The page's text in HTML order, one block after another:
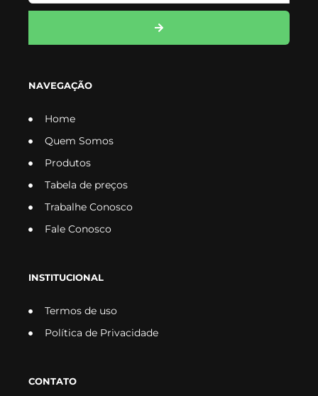
NAVEGAÇÃO
Home
Quem Somos
Produtos
Tabela de preços
Trabalhe Conosco
Fale Conosco
INSTITUCIONAL
Termos de uso
Política de Privacidade
CONTATO